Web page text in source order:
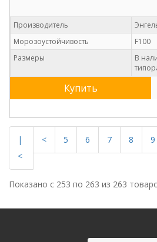
Производитель
Морозоустойчивость
F100
Размеры
В
Купить
|
<
< 5 6 7 8 9
Показано с 253 по 263 из 263